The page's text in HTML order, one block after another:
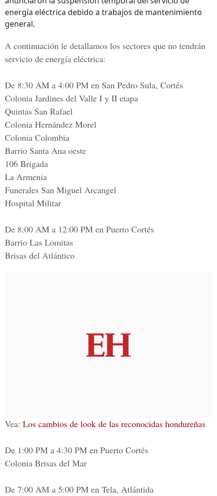
energía eléctrica debido a trabajos de mantenimiento
general.
A continuación le detallamos los sectores que no tendrán
servicio de energía eléctrica:
De 8:30 AM a 4:00 PM en San Pedro Sula, Cortés
Colonia Jardines del Valle I y II etapa
Quintas San Rafael
Colonia Hernández Morel
Colonia Colombia
Barrio Santa Ana oeste
106 Brigada
La Armenia
Funerales San Miguel Arcangel
Hospital Militar
De 8:00 AM a 12:00 PM en Puerto Cortés
Barrio Las Lomitas
Brisas del Atlántico
Vea: Los cambios de look de las reconocidas hondureñas
De 1:00 PM a 4:30 PM en Puerto Cortés
Colonia Brisas del Mar
De 7:00 AM a 5:00 PM en Tela, Atlántida